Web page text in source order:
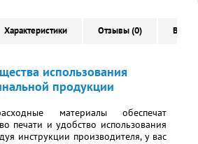
Характеристики Отзывы (0)
использования
продукции
материалы обеспечат
печати и удобство использования
инструкции производителя, у вас